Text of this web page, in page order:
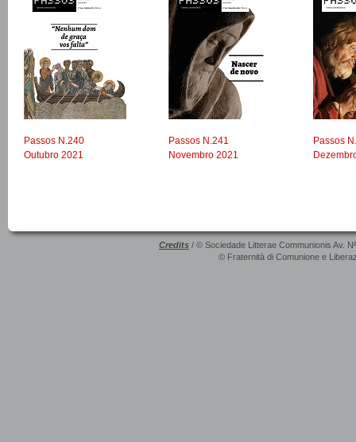
Passos N.240
Outubro 2021
Passos N.241
Novembro 2021
Passos
Credits / © Sociedade Litterae Communionis Av.
© Fraternità di Comunione e